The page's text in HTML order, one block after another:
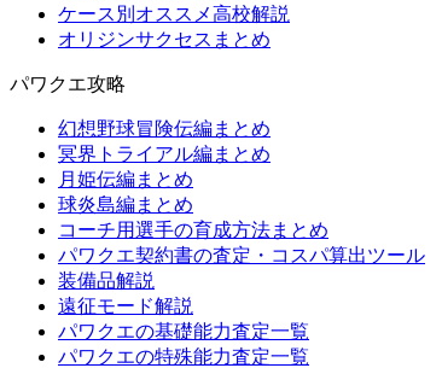
ケース別オススメ高校解説
オリジンサクセスまとめ
パワクエ攻略
幻想野球冒険伝編まとめ
冥界トライアル編まとめ
月姫伝編まとめ
球炎島編まとめ
コーチ用選手の育成方法まとめ
パワクエ契約書の査定・コスパ算出ツール
装備品解説
遠征モード解説
パワクエの基礎能力査定一覧
パワクエの特殊能力査定一覧